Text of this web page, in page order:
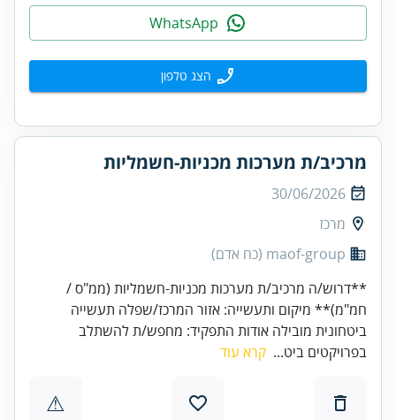
הצג טלפון
מרכיב/ת מערכות מכניות-חשמליות
30/06/2026
מרכז
maof-group (כח אדם)
**דרוש/ה מרכיב/ת מערכות מכניות-חשמליות (ממ"ס /
חמ"מ)** מיקום ותעשייה: אזור המרכז/שפלה תעשייה
ביטחונית מובילה אודות התפקיד: מחפש/ת להשתלב
בפרויקטים ביט... קרא עוד
⚠